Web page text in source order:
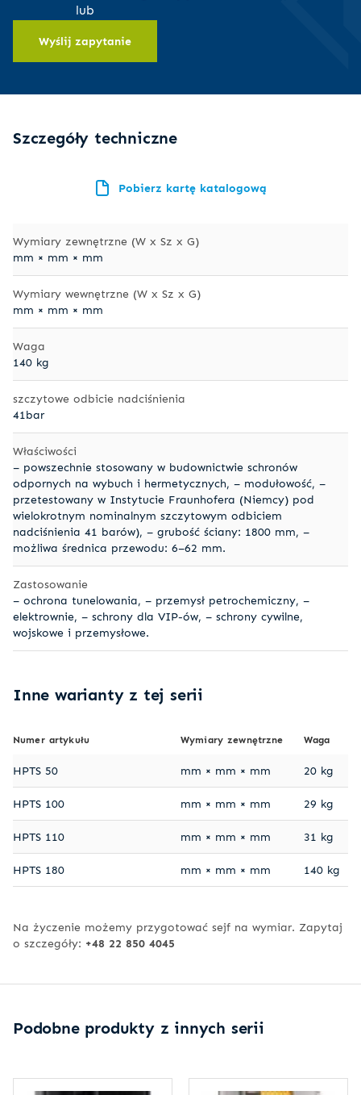
lub
Wyślij zapytanie
Szczegóły techniczne
Pobierz kartę katalogową
Wymiary zewnętrzne (W x Sz x G)
mm × mm × mm
Wymiary wewnętrzne (W x Sz x G)
mm × mm × mm
Waga
140 kg
szczytowe odbicie nadciśnienia
41bar
Właściwości
– powszechnie stosowany w budownictwie schronów
odpornych na wybuch i hermetycznych, – modułowość, –
przetestowany w Instytucie Fraunhofera (Niemcy) pod
wielokrotnym nominalnym szczytowym odbiciem
nadciśnienia 41 barów), – grubość ściany: 1800 mm, –
możliwa średnica przewodu: 6–62 mm.
Zastosowanie
– ochrona tunelowania, – przemysł petrochemiczny, –
elektrownie, – schrony dla VIP-ów, – schrony cywilne,
wojskowe i przemysłowe.
Inne warianty z tej serii
Numer artykułu Wymiary zewnętrzne Waga
HPTS 50 mm × mm × mm 20 kg
HPTS 100 mm × mm × mm 29 kg
HPTS 110 mm × mm × mm 31 kg
HPTS 180 mm × mm × mm 140 kg
Na życzenie możemy przygotować sejf na wymiar. Zapytaj
o szczegóły: +48 22 850 4045
Podobne produkty z innych serii